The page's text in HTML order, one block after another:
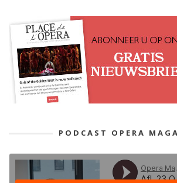
PODCAST OPERA